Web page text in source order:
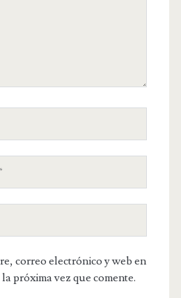
correo electrónico y web en
próxima vez que comente.